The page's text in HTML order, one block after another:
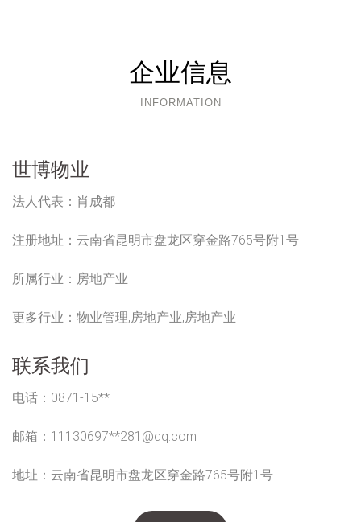
企业信息
INFORMATION
世博物业
法人代表： 肖成都
注册地址： 云南省昆明市盘龙区穿金路765号附1号
所属行业： 房地产业
更多行业： 物业管理,房地产业,房地产业
联系我们
电话：0871-15**
邮箱：11130697**281@qq.com
地址：云南省昆明市盘龙区穿金路765号附1号